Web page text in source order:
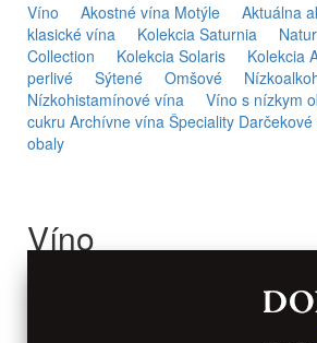
Víno Akostné vína Motýle Aktuálna
klasické vína
Kolekcia Saturnia
Collection
Kolekcia Solaris Kolekcia
perlivé
Sýtené Omšové
Nízkohistamínové vína
Víno s nízkym
cukru Archívne vína Špeciality
obaly
Víno